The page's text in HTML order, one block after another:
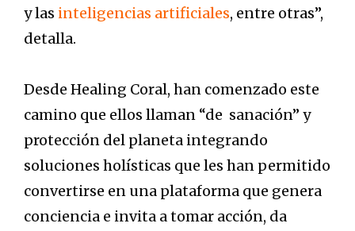
y las inteligencias artificiales, entre otras”,
detalla.
Desde Healing Coral, han comenzado este
camino que ellos llaman “de sanación” y
protección del planeta integrando
soluciones holísticas que les han permitido
convertirse en una plataforma que genera
conciencia e invita a tomar acción, da